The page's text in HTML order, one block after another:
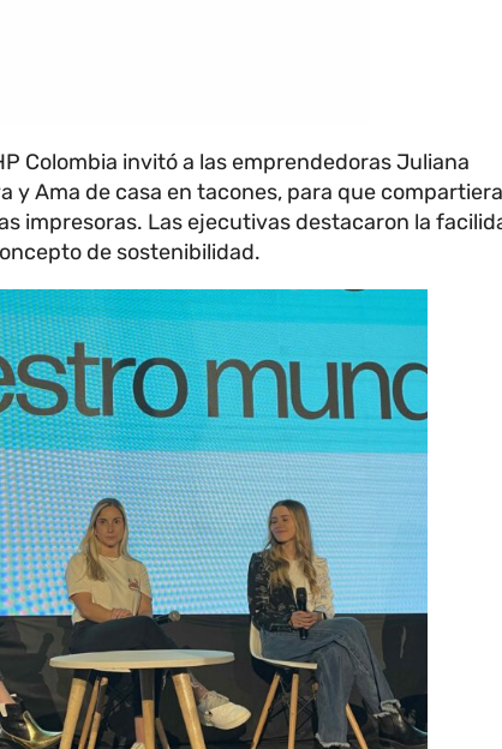
Colombia invitó a las emprendedoras Juliana
y Ama de casa en tacones, para que
impresoras. Las ejecutivas destacaron la
de sostenibilidad.